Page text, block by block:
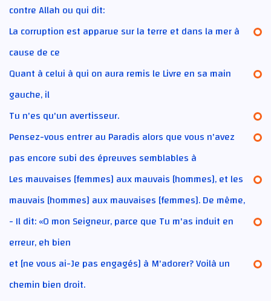
contre Allah ou qui dit:
La corruption est apparue sur la terre et dans la mer à
cause de ce
Quant à celui à qui on aura remis le Livre en sa main
gauche, il
Tu n'es qu'un avertisseur.
Pensez-vous entrer au Paradis alors que vous n'avez
pas encore subi des épreuves semblables à
Les mauvaises [femmes] aux mauvais [hommes], et les
mauvais [hommes] aux mauvaises [femmes]. De même,
- Il dit: «O mon Seigneur, parce que Tu m'as induit en
erreur, eh bien
et [ne vous ai-Je pas engagés] à M'adorer? Voilà un
chemin bien droit.